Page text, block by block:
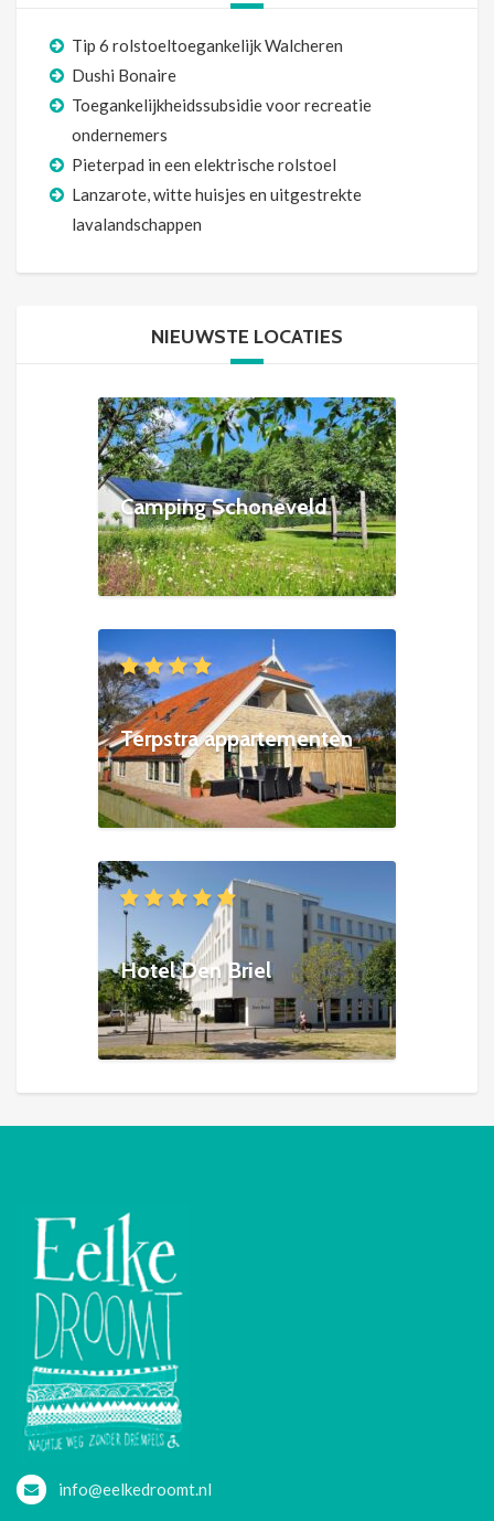
Tip 6 rolstoeltoegankelijk Walcheren
Dushi Bonaire
Toegankelijkheidssubsidie voor recreatie
ondernemers
Pieterpad in een elektrische rolstoel
Lanzarote, witte huisjes en uitgestrekte
lavalandschappen
NIEUWSTE LOCATIES
Camping Schoneveld
Terpstra appartementen
Hotel Den Briel
info@eelkedroomt.nl